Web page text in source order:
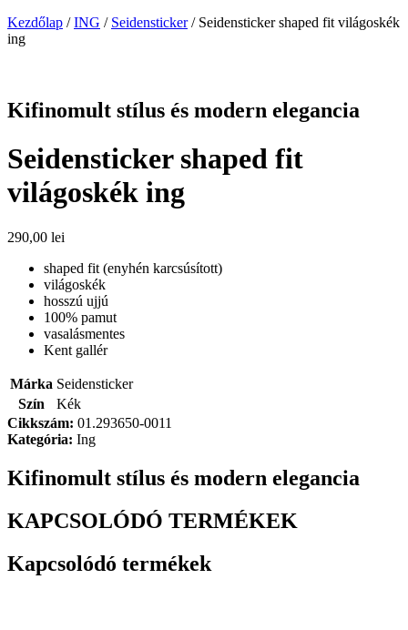
Kezdőlap /ING / Seidensticker/ Seidensticker shaped fit világoskék
ing
Kifinomult stílus és modern elegancia
Seidensticker shaped fit
világoskék ing
290,00 lei
shaped fit (enyhén karcsúsított)
világoskék
hosszú ujjú
100% pamut
vasalásmentes
Kent gallér
Márka Seidensticker
Szín
Kék
Cikkszám: 01.293650-0011
Kategória: Ing
Kifinomult stílus és modern elegancia
KAPCSOLÓDÓ TERMÉKEK
Kapcsolódó termékek